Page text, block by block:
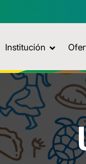
Institución